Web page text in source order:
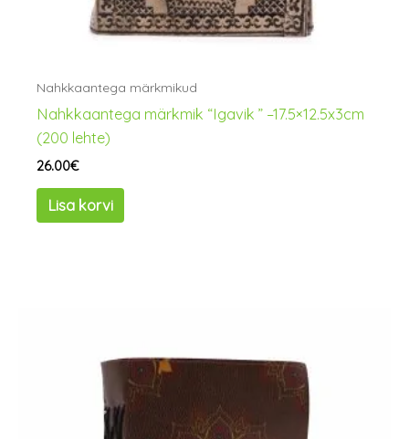
Nahkkaantega märkmikud
Nahkkaantega märkmik “Igavik ” –17.5×12.5x3cm
(200 lehte)
26.00€
Lisa korvi